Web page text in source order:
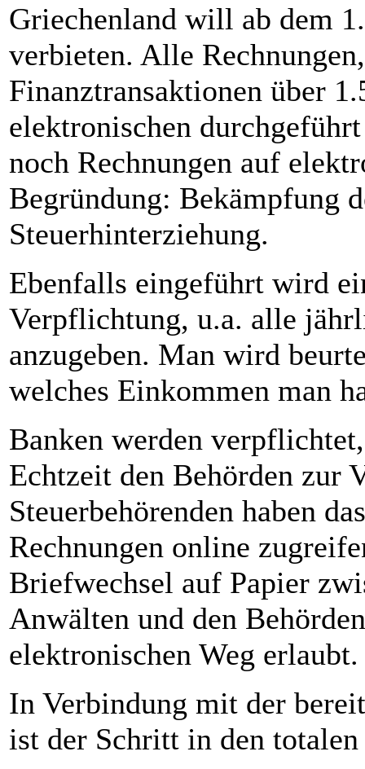
Griechenland will ab dem
verbieten. Alle
Finanztransaktionen über
elektronischen
noch Rechnungen auf
Begründung: Bekämpfung
Steuerhinterziehung.
Ebenfalls eingeführt wird
Verpflichtung, u.a. alle
anzugeben. Man wird
welches Einkommen man
Banken werden
Echtzeit den Behörden zur
Steuerbehörenden haben
Rechnungen online
Briefwechsel auf Papier
Anwälten und den
elektronischen Weg erlaubt.
In Verbindung mit der
ist der Schritt in den